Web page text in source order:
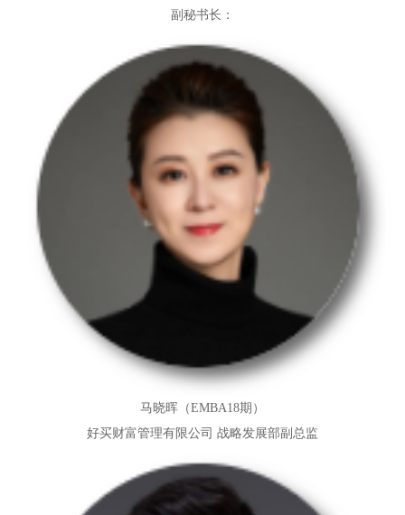
副秘书长：
马晓晖（EMBA18期）
好买财富管理有限公司 战略发展部副总监